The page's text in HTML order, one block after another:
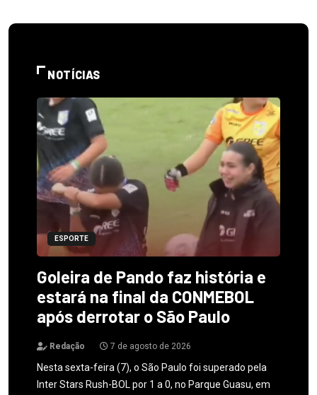
NOTÍCIAS
ESPORTE
Goleira de Pando faz história e
estará na final da CONMEBOL
após derrotar o São Paulo
Redação 7 de agosto de 2026
Nesta sexta-feira (7), o São Paulo foi superado pela
Inter Stars Rush-BOL por 1 a 0, no Parque Guasu, em